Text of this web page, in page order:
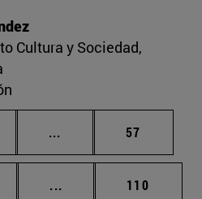
Cultura y Sociedad,
... Páginas intermedias
Página
57
... Páginas intermedias
Página
110